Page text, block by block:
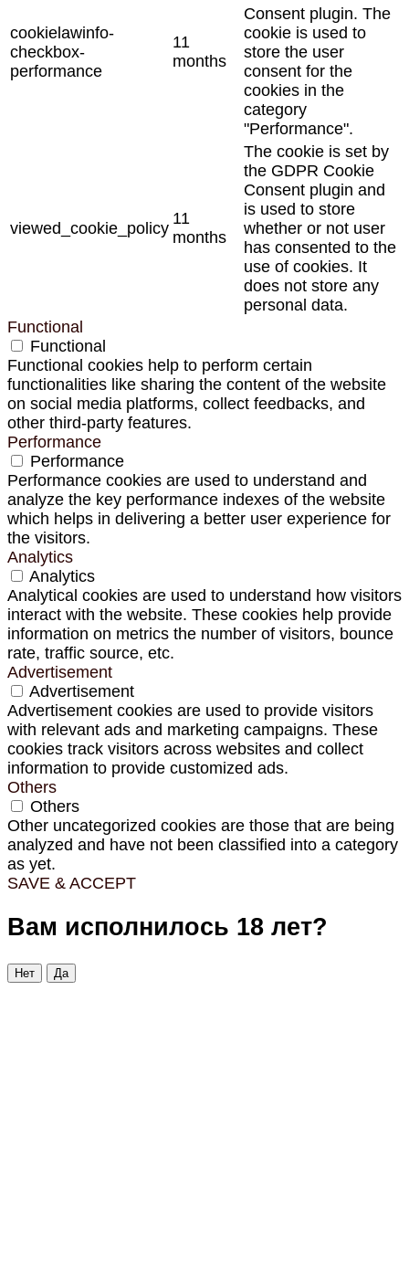
cookielawinfo-
checkbox-
performance
11
months
Consent plugin. The
cookie is used to
store the user
consent for the
cookies in the
category
"Performance".
viewed_cookie_policy
11
months
The cookie is set by
the GDPR Cookie
Consent plugin and
is used to store
whether or not user
has consented to the
use of cookies. It
does not store any
personal data.
Functional
Functional
Functional cookies help to perform certain
functionalities like sharing the content of the website
on social media platforms, collect feedbacks, and
other third-party features.
Performance
Performance
Performance cookies are used to understand and
analyze the key performance indexes of the website
which helps in delivering a better user experience for
the visitors.
Analytics
Analytics
Analytical cookies are used to understand how visitors
interact with the website. These cookies help provide
information on metrics the number of visitors, bounce
rate, traffic source, etc.
Advertisement
Advertisement
Advertisement cookies are used to provide visitors
with relevant ads and marketing campaigns. These
cookies track visitors across websites and collect
information to provide customized ads.
Others
Others
Other uncategorized cookies are those that are being
analyzed and have not been classified into a category
as yet.
SAVE & ACCEPT
Вам исполнилось 18 лет?
Нет Да